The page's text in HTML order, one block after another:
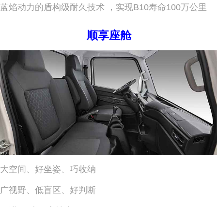
蓝焰动力的盾构级耐久技术 ，实现B10寿命100万公里
顺享座舱
大空间、好坐姿、巧收纳
广视野、低盲区、好判断